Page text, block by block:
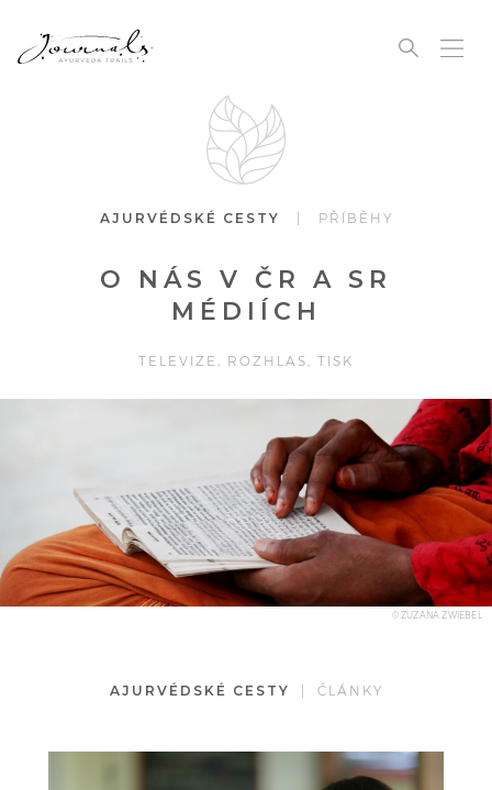
AJURVÉDSKÉ CESTY | PŘÍBĚHY
O NÁS V ČR A SR
MÉDIÍCH
TELEVIZE, ROZHLAS, TISK
© ZUZANA ZWIEBEL
AJURVÉDSKÉ CESTY | ČLÁNKY